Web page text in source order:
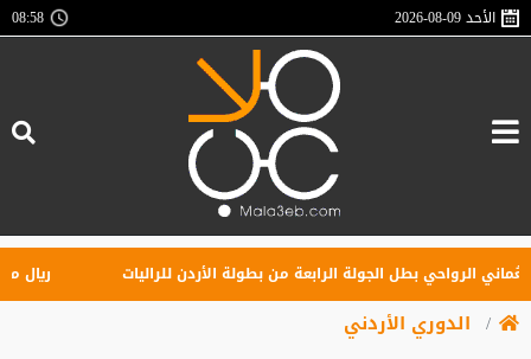
الأحد2026-08-09
08:58
الرواحي بطل الجولة الرابعة من بطولة الأردن للراليات ريال
الدوري الأردني